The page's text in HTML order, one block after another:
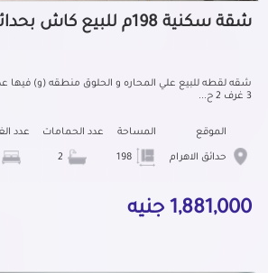
شقة سكنية 198م للبيع كاش بحدائق الاهرام الجيزة
3 غرف 2 ح...
الموقع
حدائق الاهرام
المساحة عدد الحمامات عدد
1,881,000 جنيه